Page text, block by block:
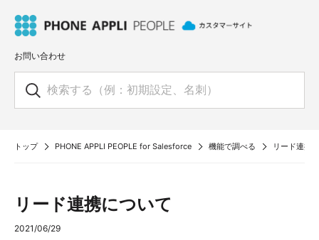
お問い合わせ
トップ PHONE APPLI PEOPLE for Salesforce 機能で調べる リード連携
リード連携について
2021/06/29